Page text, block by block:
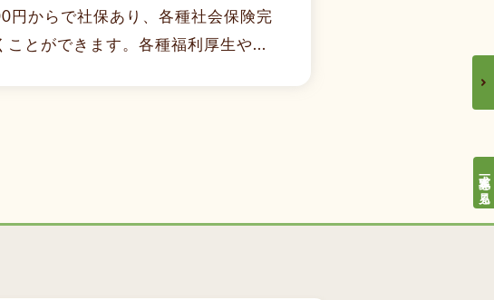
円からで社保あり、各種社会保険完
とができます。各種福利厚生や...
求人一覧を見る